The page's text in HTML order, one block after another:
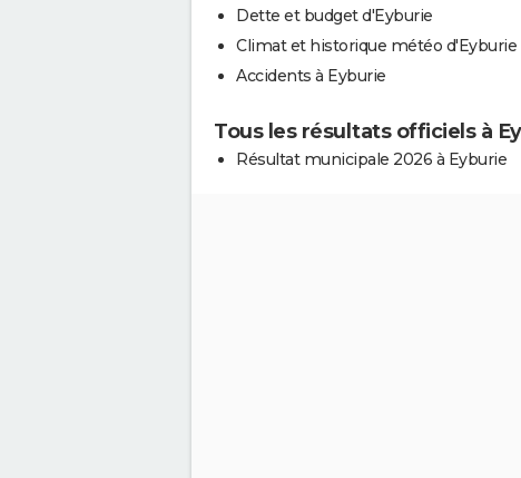
Dette et budget d'Eyburie
Climat et historique météo d'Eyburie
Accidents à Eyburie
Tous les résultats officiels à
Résultat municipale 2026 à Eyburie